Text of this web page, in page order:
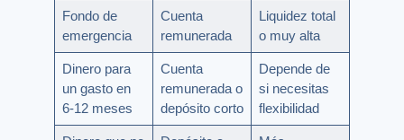
Fondo de
emergencia
Cuenta
remunerada
Liquidez total
o muy alta
Dinero para
un gasto en
6-12 meses
Cuenta
remunerada o
depósito corto
Depende de
si necesitas
flexibilidad